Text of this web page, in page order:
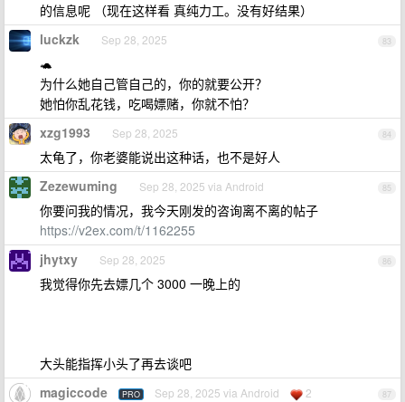
的信息呢 （现在这样看 真纯力工。没有好结果）
83
luckzk Sep 28, 2025
🐢
为什么她自己管自己的，你的就要公开？
她怕你乱花钱，吃喝嫖赌，你就不怕？
84
xzg1993 Sep 28, 2025
太龟了，你老婆能说出这种话，也不是好人
85
Zezewuming Sep 28, 2025 via Android
你要问我的情况，我今天刚发的咨询离不离的帖子
https://v2ex.com/t/1162255
86
jhytxy Sep 28, 2025
我觉得你先去嫖几个 3000 一晚上的
大头能指挥小头了再去谈吧
87
magiccode PRO Sep 28, 2025 via Android 2